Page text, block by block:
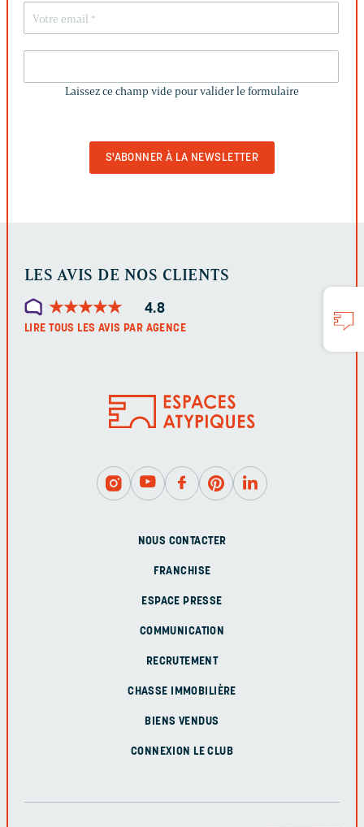
CHAMP
Laissez ce champ vide pour valider le formulaire
LES AVIS DE NOS CLIENTS
★★★★★
★★★★★ 4.8
LIRE TOUS LES AVIS PAR AGENCE
NOUS CONTACTER
FRANCHISE
ESPACE PRESSE
COMMUNICATION
RECRUTEMENT
CHASSE IMMOBILIÈRE
BIENS VENDUS
CONNEXION LE CLUB